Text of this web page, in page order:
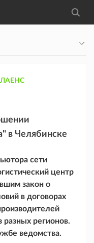
в Челябинске
сети
центр
закон о
в договорах
разных регионов.
ведомства.